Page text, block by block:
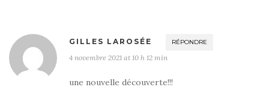
GILLES LAROSÉE RÉPONDRE
4 novembre 2021 at 10 h 12 min
une nouvelle découverte!!!